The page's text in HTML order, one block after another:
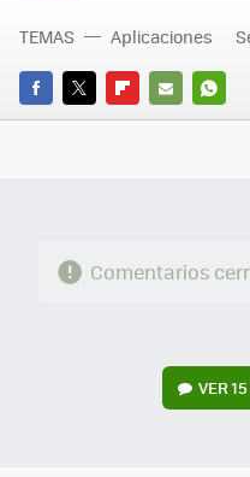
FACEBOOK
TWITTERFLIPBOARD
E-
TEMAS Aplicaciones
Comentarios
VER